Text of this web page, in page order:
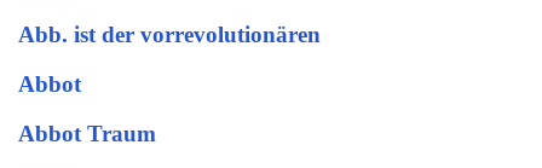
Abb. ist der vorrevolutionären
Abbot
Abbot Traum